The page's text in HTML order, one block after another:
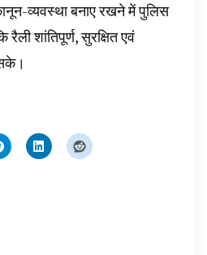
व्यवस्था बनाए रखने में पुलिस
शांतिपूर्ण, सुरक्षित एवं